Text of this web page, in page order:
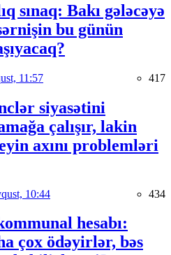
sınaq: Bakı gələcəyə
bu günün
11:57 417
siyasətini
çalışır, lakin
axını problemləri
10:44 434
hesabı:
çox ödəyirlər, bəs